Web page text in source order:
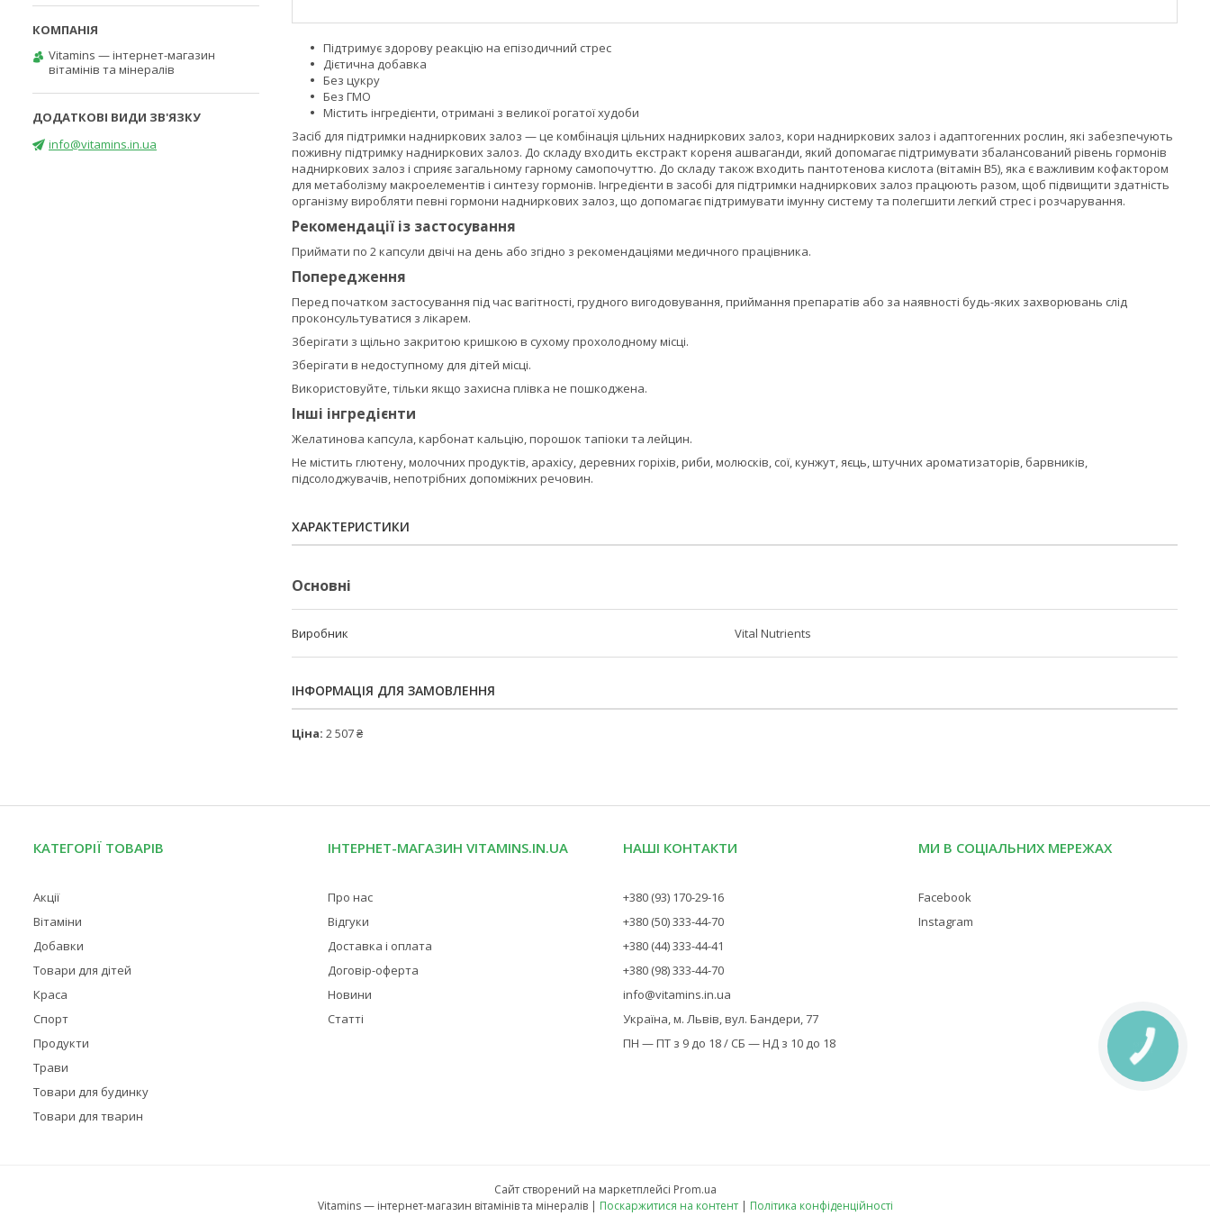
Підтримує здорову реакцію на епізодичний стрес
Дієтична добавка
Без цукру
Без ГМО
Містить інгредієнти, отримані з великої рогатої худоби
Засіб для підтримки надниркових залоз — це комбінація цільних надниркових залоз, кори надниркових залоз і адаптогенних рослин, які забезпечують
поживну підтримку надниркових залоз. До складу входить екстракт кореня ашваганди, який допомагає підтримувати збалансований рівень гормонів
надниркових залоз і сприяє загальному гарному самопочуттю. До складу також входить пантотенова кислота (вітамін B5), яка є важливим кофактором
для метаболізму макроелементів і синтезу гормонів. Інгредієнти в засобі для підтримки надниркових залоз працюють разом, щоб підвищити здатність
організму виробляти певні гормони надниркових залоз, що допомагає підтримувати імунну систему та полегшити легкий стрес і розчарування.
Рекомендації із застосування
Приймати по 2 капсули двічі на день або згідно з рекомендаціями медичного працівника.
Попередження
Перед початком застосування під час вагітності, грудного вигодовування, приймання препаратів або за наявності будь-яких захворювань слід
проконсультуватися з лікарем.
Зберігати з щільно закритою кришкою в сухому прохолодному місці.
Зберігати в недоступному для дітей місці.
Використовуйте, тільки якщо захисна плівка не пошкоджена.
Інші інгредієнти
Желатинова капсула, карбонат кальцію, порошок тапіоки та лейцин.
Не містить глютену, молочних продуктів, арахісу, деревних горіхів, риби, молюсків, сої, кунжут, яєць, штучних ароматизаторів, барвників,
підсолоджувачів, непотрібних допоміжних речовин.
ХАРАКТЕРИСТИКИ
Основні
Виробник Vital Nutrients
ІНФОРМАЦІЯ ДЛЯ ЗАМОВЛЕННЯ
Ціна: 2 507 ₴
Vitamins — інтернет-магазин
вітамінів та мінералів
info@vitamins.in.ua
КАТЕГОРІЇ ТОВАРІВ
Акції
Вітаміни
Добавки
Товари для дітей
Краса
Спорт
Продукти
Трави
Товари для будинку
Товари для тварин
ІНТЕРНЕТ-МАГАЗИН VITAMINS.IN.UA
Про нас
Відгуки
Доставка і оплата
Договір-оферта
Новини
Статті
НАШІ КОНТАКТИ
+380 (93) 170-29-16
+380 (50) 333-44-70
+380 (44) 333-44-41
+380 (98) 333-44-70
info@vitamins.in.ua
Україна, м. Львів, вул. Бандери, 77
ПН — ПТ з 9 до 18 / СБ — НД з 10 до 18
МИ В СОЦІАЛЬНИХ МЕРЕЖАХ
Facebook
Instagram
Сайт створений на маркетплейсі Prom.ua
Vitamins — інтернет-магазин вітамінів та мінералів | Поскаржитися на контент | Політика конфіденційності
КНОПКА
ЗВ'ЯЗКУ